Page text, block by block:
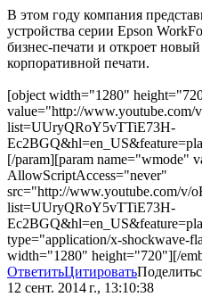
В этом году компания
устройства серии Epson
бизнес-печати и откроет
корпоративной печати.
[object width="1280"
value="http://www.youtube.com/
list=UUryQRoY5vTTiE73H-
[/param][param name="wmode"
AllowScriptAccess="never"
src="http://www.youtube.com/v/
list=UUryQRoY5vTTiE73H-
type="application/x-shockwave-
width="1280" height="720"][/
ОтветитьЦитировать
12 сент. 2014 г., 13:10:38